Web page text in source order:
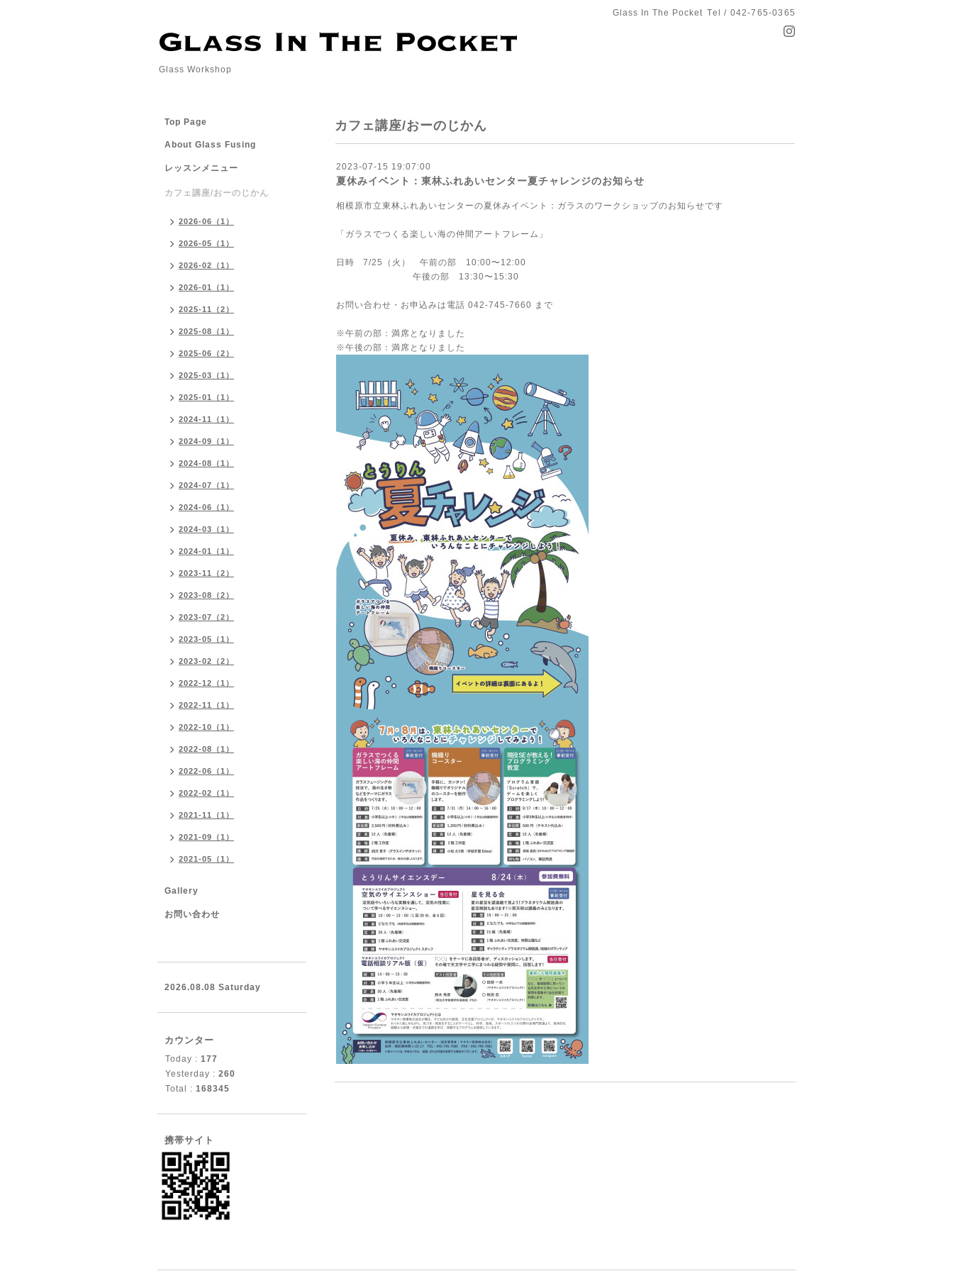
Glass In The Pocket Tel / 042-765-0365
Glass Workshop
カフェ講座/おーのじかん
2023-07-15 19:07:00
夏休みイベント：東林ふれあいセンター夏チャレンジのお知らせ
相模原市立東林ふれあいセンターの夏休みイベント：ガラスのワークショップのお知らせです
「ガラスでつくる楽しい海の仲間アートフレーム」
日時 7/25（火） 午前の部 10:00〜12:00
午後の部 13:30〜15:30
お問い合わせ・お申込みは電話 042-745-7660 まで
※午前の部：満席となりました
※午後の部：満席となりました
Top Page
About Glass Fusing
レッスンメニュー
カフェ講座/おーのじかん
2026-06（1）
2026-05（1）
2026-02（1）
2026-01（1）
2025-11（2）
2025-08（1）
2025-06（2）
2025-03（1）
2025-01（1）
2024-11（1）
2024-09（1）
2024-08（1）
2024-07（1）
2024-06（1）
2024-03（1）
2024-01（1）
2023-11（2）
2023-08（2）
2023-07（2）
2023-05（1）
2023-02（2）
2022-12（1）
2022-11（1）
2022-10（1）
2022-08（1）
2022-06（1）
2022-02（1）
2021-11（1）
2021-09（1）
2021-05（1）
Gallery
お問い合わせ
2026.08.08 Saturday
カウンター
Today : 177
Yesterday : 260
Total : 168345
携帯サイト